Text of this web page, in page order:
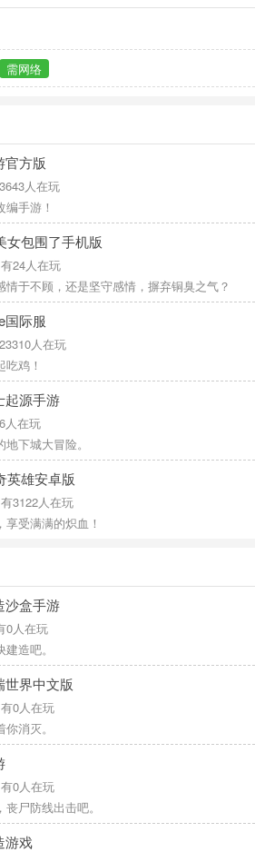
需网络
官方版
人在玩
手游！
女包围了手机版
有24人在玩
情于不顾，还是坚守感情，摒弃铜臭之气？
国际服
人在玩
鸡！
起源手游
人在玩
下城大冒险。
英雄安卓版
有3122人在玩
受满满的炽血！
沙盒手游
0人在玩
造吧。
世界中文版
有0人在玩
消灭。
有0人在玩
尸防线出击吧。
游戏